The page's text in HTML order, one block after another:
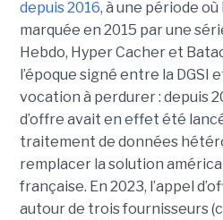
depuis 2016, à une période
marquée en 2015 par une
Hebdo, Hyper Cacher et
l’époque signé entre la DGSI
vocation à perdurer : depuis
d’offre avait en effet été
traitement de données
remplacer la solution
française. En 2023, l’appel
autour de trois fournisseurs